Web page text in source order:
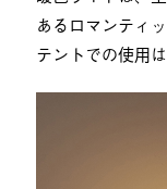
あるロマンティ
テントでの使用